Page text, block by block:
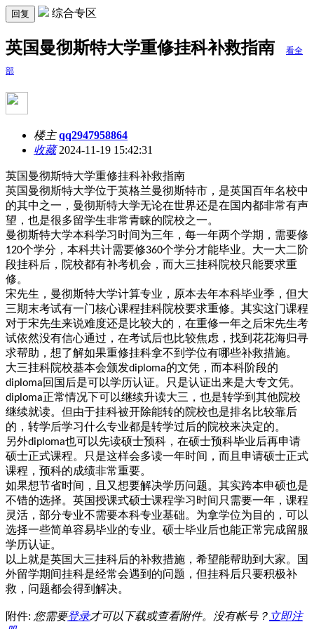
回复 综合专区
英国曼彻斯特大学重修挂科补救指南 看全
部
楼主 qq2947958864
收藏2024-11-19 15:42:31
英国曼彻斯特大学重修挂科补救指南
英国曼彻斯特大学位于英格兰曼彻斯特市，是英国百年名校中
的其中之一，曼彻斯特大学无论在世界还是在国内都非常有声
望，也是很多留学生非常青睐的院校之一。
曼彻斯特大学本科学习时间为三年，每一年两个学期，需要修
120个学分，本科共计需要修360个学分才能毕业。大一大二阶
段挂科后，院校都有补考机会，而大三挂科院校只能要求重
修。
宋先生，曼彻斯特大学计算专业，原本去年本科毕业季，但大
三期末考试有一门核心课程挂科院校要求重修。其实这门课程
对于宋先生来说难度还是比较大的，在重修一年之后宋先生考
试依然没有信心通过，在考试后也比较焦虑，找到花花海归寻
求帮助，想了解如果重修挂科拿不到学位有哪些补救措施。
大三挂科院校基本会颁发diploma的文凭，而本科阶段的
diploma回国后是可以学历认证。只是认证出来是大专文凭。
diploma正常情况下可以继续升读大三，也是转学到其他院校
继续就读。但由于挂科被开除能转的院校也是排名比较靠后
的，转学后学习什么专业都是转学过后的院校来决定的。
另外diploma也可以先读硕士预科，在硕士预科毕业后再申请
硕士正式课程。只是这样会多读一年时间，而且申请硕士正式
课程，预科的成绩非常重要。
如果想节省时间，且又想要解决学历问题。其实跨本申硕也是
不错的选择。英国授课式硕士课程学习时间只需要一年，课程
灵活，部分专业不需要本科专业基础。为拿学位为目的，可以
选择一些简单容易毕业的专业。硕士毕业后也能正常完成留服
学历认证。
以上就是英国大三挂科后的补救措施，希望能帮助到大家。国
外留学期间挂科是经常会遇到的问题，但挂科后只要积极补
救，问题都会得到解决。
附件: 您需要登录才可以下载或查看附件。没有帐号？ 立即注